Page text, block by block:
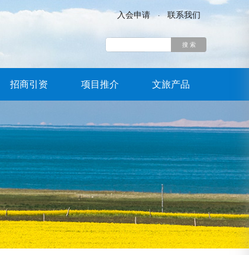
入会申请 · 联系我们
搜 索
招商引资 项目推介 文旅产品